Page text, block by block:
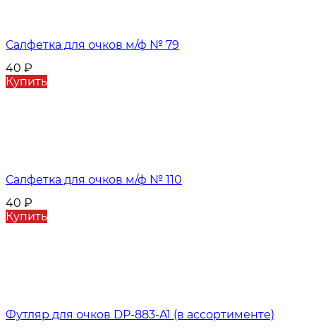
Салфетка для очков м/ф № 79
40 ₽
Купить
Салфетка для очков м/ф № 110
40 ₽
Купить
Футляр для очков DP-883-A1 (в ассортименте)